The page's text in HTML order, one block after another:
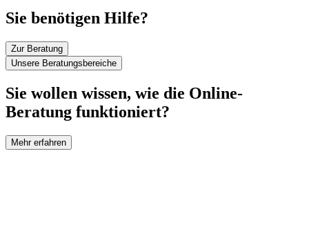
Sie benötigen Hilfe?
Zur Beratung
Unsere Beratungsbereiche
Sie wollen wissen, wie die Online-
Beratung funktioniert?
Mehr erfahren